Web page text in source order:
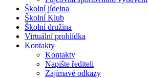
Školní jídelna
Školní Klub
Školní družina
Virtuální prohlídka
Kontakty
Kontakty
Napište řediteli
Zajímavé odkazy